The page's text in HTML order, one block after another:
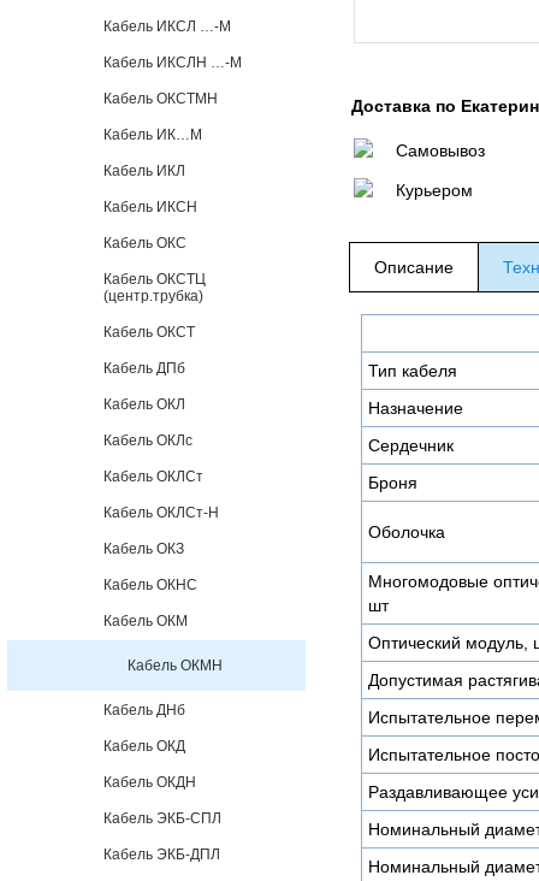
Кабель ИКСЛ …-М
Кабель ИКСЛН …-М
Кабель ОКСТМН
Кабель ИК…М
Кабель ИКЛ
Кабель ИКСН
Кабель ОКС
Кабель ОКСТЦ
(центр.трубка)
Кабель ОКСТ
Кабель ДПб
Кабель ОКЛ
Кабель ОКЛс
Кабель ОКЛСт
Кабель ОКЛСт-Н
Кабель ОКЗ
Кабель ОКНС
Кабель ОКМ
Кабель ОКМН
Кабель ДНб
Кабель ОКД
Кабель ОКДН
Кабель ЭКБ-СПЛ
Кабель ЭКБ-ДПЛ
Доставка по
Самовывоз
Курьером
Описание
Тип кабеля
Назначение
Сердечник
Броня
Оболочка
Многомодовые
шт
Оптический модуль,
Допустимая
Испытательное
Испытательное
Раздавливающее
Номинальный
Номинальный